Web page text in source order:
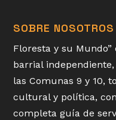
SOBRE NOSOTROS
Floresta y su
barrial
las Comunas 9 y 10,
cultural y política,
completa guía de